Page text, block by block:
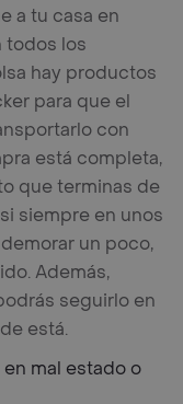
a tu casa en
todos los
hay productos
para que el
con
está completa,
que terminas de
siempre en unos
un poco,
Además,
seguirlo en
está.
mal estado o